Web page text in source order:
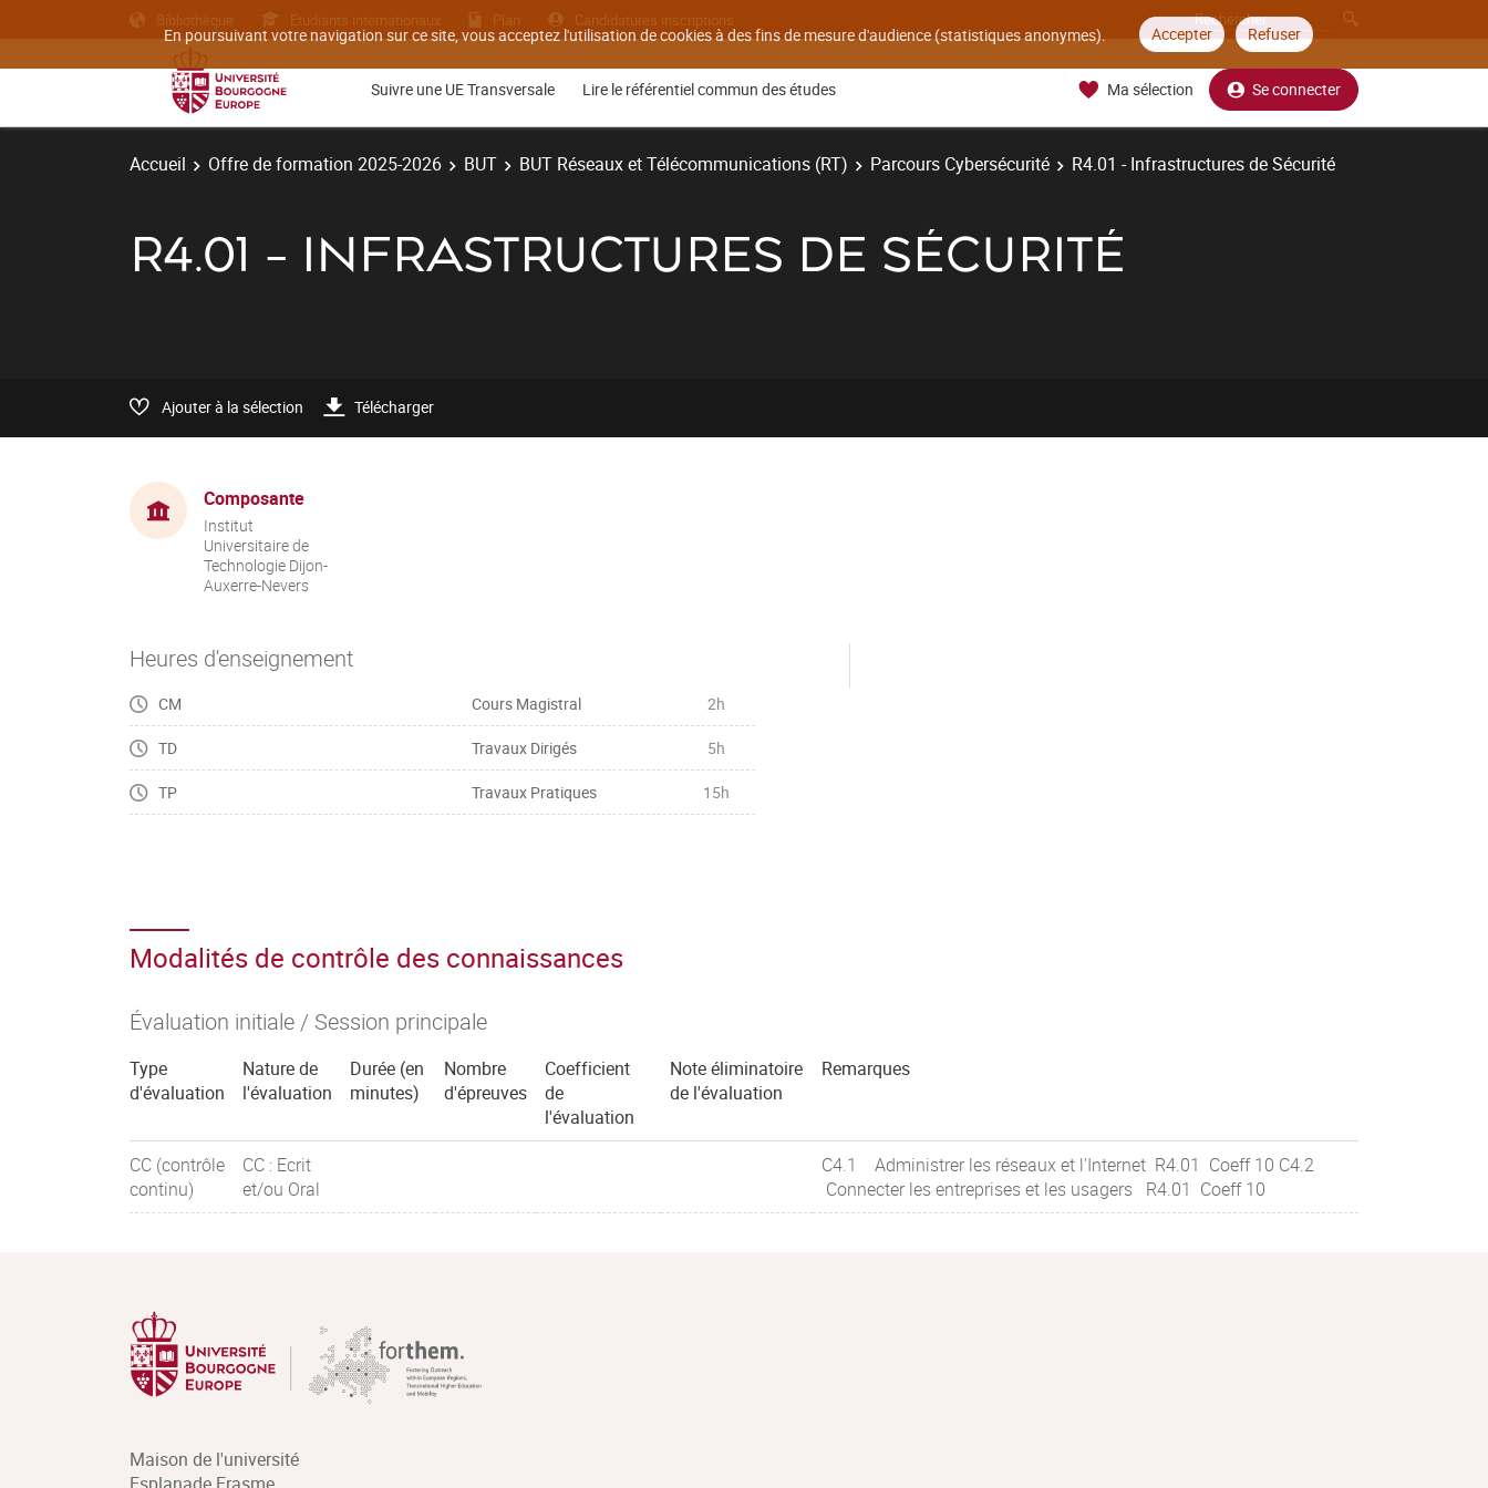
En poursuivant votre navigation sur ce site, vous acceptez l'utilisation de cookies à des fins de mesure d'audience (statistiques anonymes). Accepter Refuser
Bibliothèque Etudiants internationaux Plan Candidatures inscriptions
Suivre une UE Transversale Lire le référentiel commun des études Ma sélection Se connecter
Accueil Offre de formation 2025-2026 BUT BUT Réseaux et Télécommunications (RT) Parcours Cybersécurité R4.01 - Infrastructures de Sécurité
R4.01 - INFRASTRUCTURES DE SÉCURITÉ
Ajouter à la sélection Télécharger
Composante
Institut
Universitaire de
Technologie Dijon-
Auxerre-Nevers
Heures d'enseignement
CM Cours Magistral 2h
TD Travaux Dirigés 5h
TP Travaux Pratiques 15h
Modalités de contrôle des connaissances
Évaluation initiale / Session principale
Type
d'évaluation
Nature de
l'évaluation
Durée (en
minutes)
Nombre
d'épreuves
Coefficient
de
l'évaluation
Note éliminatoire
de l'évaluation
Remarques
CC (contrôle
continu)
CC : Ecrit
et/ou Oral
C4.1 Administrer les réseaux et l'Internet R4.01 Coeff 10 C4.2
Connecter les entreprises et les usagers R4.01 Coeff 10
Maison de l'université